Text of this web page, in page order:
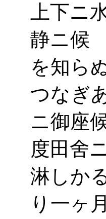
上下ニ
静ニ候
を知ら
つなぎ
ニ御座
度田舍
淋しか
り一ヶ